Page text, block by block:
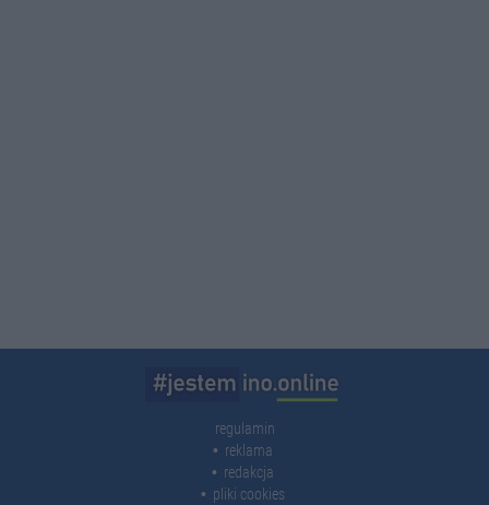
regulamin
reklama
redakcja
pliki cookies